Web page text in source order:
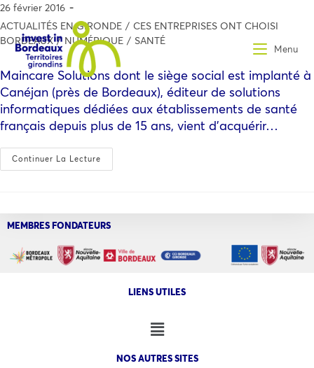
Menu
26 février 2016
ACTUALITÉS EN GIRONDE / CES ENTREPRISES ONT CHOISI
BORDEAUX / NUMÉRIQUE / SANTÉ
Maincare Solutions dont le siège social est implanté à
Canéjan (près de Bordeaux), éditeur de solutions
informatiques dédiées aux établissements de santé
français depuis plus de 15 ans, vient d’acquérir…
Continuer La Lecture
MEMBRES FONDATEURS
LIENS UTILES
NOS AUTRES SITES